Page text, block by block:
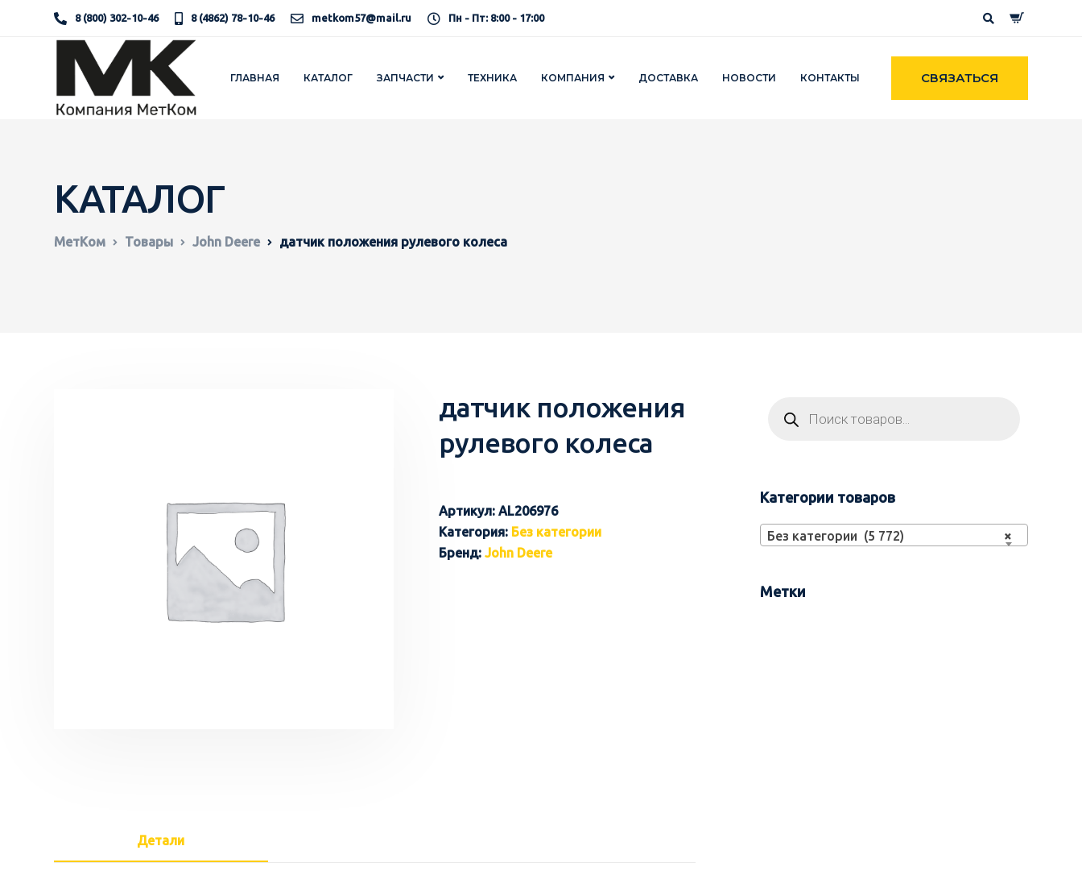
8 (800) 302-10-46 8 (4862) 78-10-46 metkom57@mail.ru Пн - Пт: 8:00 - 17:00
ГЛАВНАЯ КАТАЛОГ ЗАПЧАСТИ ТЕХНИКА КОМПАНИЯ ДОСТАВКА НОВОСТИ КОНТАКТЫ СВЯЗАТЬСЯ
КАТАЛОГ
МетКом Товары John Deere датчик положения рулевого колеса
датчик положения
рулевого колеса
Артикул: AL206976
Категория: Без категории
Бренд: John Deere
Детали
Категории товаров
×
Без категории (5 772)
Метки